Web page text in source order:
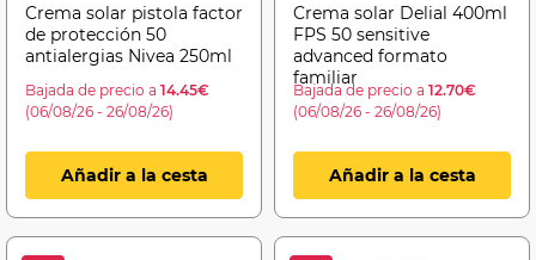
Crema solar pistola factor
de protección 50
antialergias Nivea 250ml
Bajada de precio a 14.45€
(06/08/26 - 26/08/26)
Añadir a la cesta
Crema solar Delial 400ml
FPS 50 sensitive
advanced formato
familiar
Bajada de precio a 12.70€
(06/08/26 - 26/08/26)
Añadir a la cesta